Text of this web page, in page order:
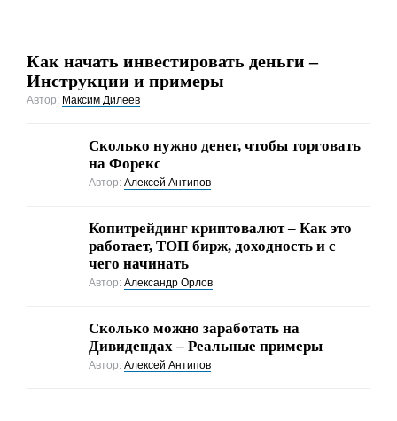
Как начать инвестировать деньги –
Инструкции и примеры
Автор: Максим Дилеев
Сколько нужно денег, чтобы торговать
на Форекс
Автор:Алексей Антипов
Копитрейдинг криптовалют – Как это
работает, ТОП бирж, доходность и с
чего начинать
Автор:Александр Орлов
Сколько можно заработать на
Дивидендах – Реальные примеры
Автор:Алексей Антипов